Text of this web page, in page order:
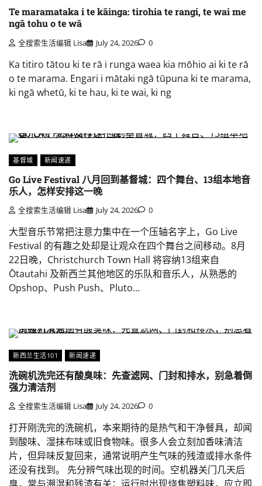
Te maramataka i te kāinga: tirohia te rangi, te wai me
ngā tohu o te wā
全搜索生活编辑 Lisa July 24, 2026 0
Ka titiro tātou ki te rā i runga waea kia mōhio ai ki te rā
o te marama. Engari i mātaki ngā tūpuna ki te marama,
ki ngā whetū, ki te hau, ki te wai, ki ng
基督城 新闻速递
Go Live Festival 八月回到基督城：四个舞台、13组本地音
乐人，怎样安排这一晚
全搜索生活编辑 Lisa July 24, 2026 0
大型音乐节常把注意力集中在一个压轴名字上，Go Live
Festival 的有趣之处却是让观众在四个舞台之间移动。8月
22日晚，Christchurch Town Hall 将容纳13组来自
Ōtautahi 及新西兰其他地区的乐队和音乐人，从熟悉的
Opshop、Push Push、Pluto…
新西兰生活101 新闻速递
洗碗机洗完还有酸臭味：先查滤网、门封和排水，别急着倒
强力清洁剂
全搜索生活编辑 Lisa July 24, 2026 0
打开刚洗完的洗碗机，本来期待的是热气和干净餐具，却闻
到酸味、湿抹布味或旧食物味。很多人会立刻加香味清洁
片，但异味反复回来，通常说明产生气味的残渣或排水条件
还没有找到。 先分辨气味出现的时间。空机器关门几天后